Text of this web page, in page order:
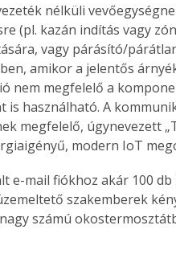
nélküli
(pl. kazán indítás vagy
vagy párásító/
amikor a jelentős
nem megfelelő a
is használható. A
megfelelő, úgynevezett
modern IoT
e-mail fiókhoz akár 100
szakemberek
számú